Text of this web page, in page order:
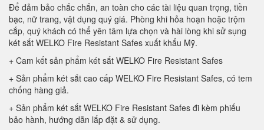
Để đảm bảo chắc chắn, an toàn cho các tài liệu quan trọng, tiền
bạc, nữ trang, vật dụng quý giá. Phòng khi hỏa hoạn hoặc trộm
cắp, quý khách có thể yên tâm lựa chọn và hài lòng khi sử sụng
két sắt WELKO Fire Resistant Safes xuất khẩu Mỹ.
+ Cam kết sản phẩm két sắt WELKO Fire Resistant Safes
+ Sản phẩm két sắt cao cấp WELKO Fire Resistant Safes, có tem
chống hàng giả.
+ Sản phẩm két sắt WELKO Fire Resistant Safes đi kèm phiếu
bảo hành, hướng dẫn lắp đặt & sử dụng.